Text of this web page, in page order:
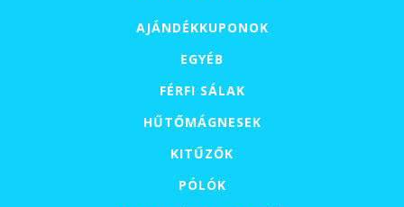
AJÁNDÉKKUPONOK
EGYÉB
FÉRFI SÁLAK
HŰTŐMÁGNESEK
KITŰZŐK
PÓLÓK